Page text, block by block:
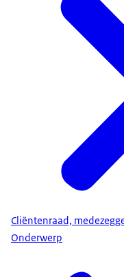
Cliëntenraad,
Onderwerp